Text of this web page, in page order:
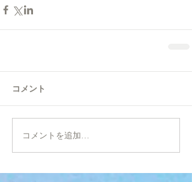
コメント
コメントを追加…